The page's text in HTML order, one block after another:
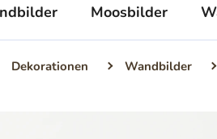
Moosbilder
Dekorationen Wandbilder